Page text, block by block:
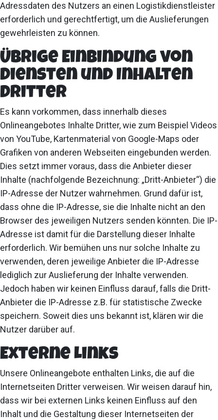
Adressdaten des Nutzers an einen Logistikdienstleister
erforderlich und gerechtfertigt, um die Auslieferungen
gewehrleisten zu können.
Übrige Einbindung von
Diensten und Inhalten
Dritter
Es kann vorkommen, dass innerhalb dieses
Onlineangebotes Inhalte Dritter, wie zum Beispiel Videos
von YouTube, Kartenmaterial von Google-Maps oder
Grafiken von anderen Webseiten eingebunden werden.
Dies setzt immer voraus, dass die Anbieter dieser
Inhalte (nachfolgende Bezeichnung: „Dritt-Anbieter“) die
IP-Adresse der Nutzer wahrnehmen. Grund dafür ist,
dass ohne die IP-Adresse, sie die Inhalte nicht an den
Browser des jeweiligen Nutzers senden könnten. Die IP-
Adresse ist damit für die Darstellung dieser Inhalte
erforderlich. Wir bemühen uns nur solche Inhalte zu
verwenden, deren jeweilige Anbieter die IP-Adresse
lediglich zur Auslieferung der Inhalte verwenden.
Jedoch haben wir keinen Einfluss darauf, falls die Dritt-
Anbieter die IP-Adresse z.B. für statistische Zwecke
speichern. Soweit dies uns bekannt ist, klären wir die
Nutzer darüber auf.
Externe Links
Unsere Onlineangebote enthalten Links, die auf die
Internetseiten Dritter verweisen. Wir weisen darauf hin,
dass wir bei externen Links keinen Einfluss auf den
Inhalt und die Gestaltung dieser Internetseiten der